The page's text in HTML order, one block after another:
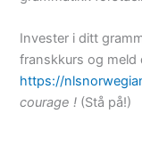
Invester i ditt
franskkurs og meld
https://
courage ! (Stå på!)